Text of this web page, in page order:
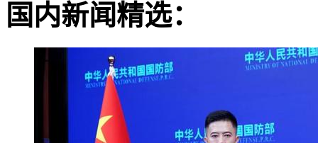
国内新闻精选：